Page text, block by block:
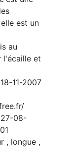
est un
au
l'écaille et
11-2007
08-
, longue ,